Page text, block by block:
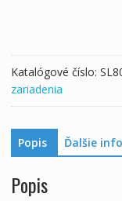
30E
40E
Katalógové číslo:
zariadenia
Popis Ďalšie
Popis